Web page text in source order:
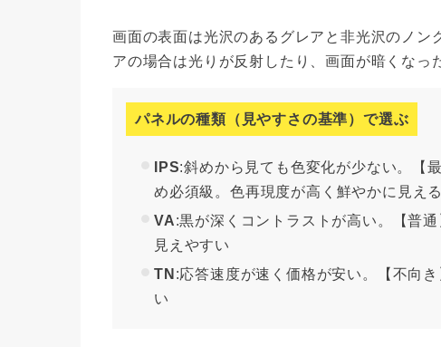
画面の表面は光沢のあるグレアと非光沢のノン
アの場合は光りが反射したり、画面が暗くなっ
パネルの種類（見やすさの基準）で選ぶ
IPS:斜めから見ても色変化が少ない。【
め必須級。色再現度が高く鮮やかに見える
VA:黒が深くコントラストが高い。【普
見えやすい
TN :応答速度が速く価格が安い。【不向
い